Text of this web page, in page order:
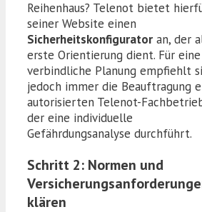
Reihenhaus? Telenot bietet
seiner Website einen
Sicherheitskonfigurator an, der
erste Orientierung dient. Für eine
verbindliche Planung empfiehlt
jedoch immer die Beauftragung
autorisierten Telenot-
der eine individuelle
Gefährdungsanalyse durchführt.
Schritt 2: Normen und
klären